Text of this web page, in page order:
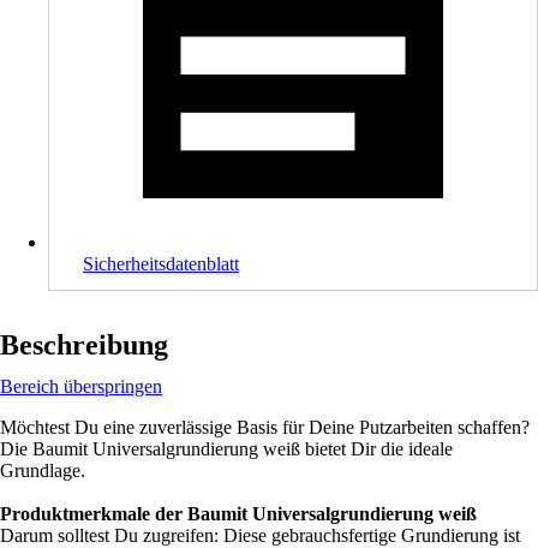
Sicherheitsdatenblatt
Beschreibung
Bereich überspringen
Möchtest Du eine zuverlässige Basis für Deine Putzarbeiten schaffen?
Die Baumit Universalgrundierung weiß bietet Dir die ideale
Grundlage.
Produktmerkmale der Baumit Universalgrundierung weiß
Darum solltest Du zugreifen: Diese gebrauchsfertige Grundierung ist